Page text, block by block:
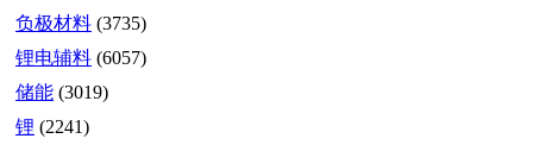
负极材料 (3735)
锂电辅料 (6057)
储能 (3019)
锂 (2241)